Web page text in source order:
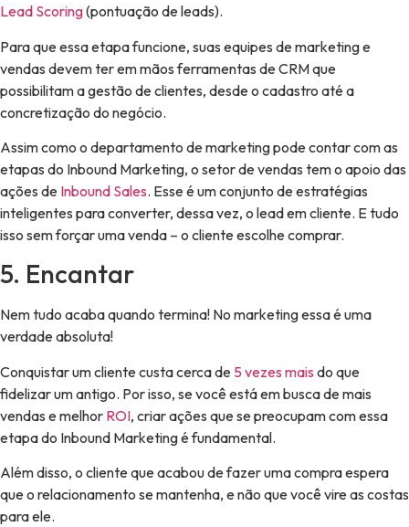
Lead Scoring(pontuação de leads).
Para que essa etapa funcione, suas equipes de marketing e
vendas devem ter em mãos ferramentas de CRM que
possibilitam a gestão de clientes, desde o cadastro até a
concretização do negócio.
Assim como o departamento de marketing pode contar com as
etapas do Inbound Marketing, o setor de vendas tem o apoio das
ações de Inbound Sales. Esse é um conjunto de estratégias
inteligentes para converter, dessa vez, o lead em cliente. E tudo
isso sem forçar uma venda – o cliente escolhe comprar.
5. Encantar
Nem tudo acaba quando termina! No marketing essa é uma
verdade absoluta!
Conquistar um cliente custa cerca de 5 vezes mais do que
fidelizar um antigo. Por isso, se você está em busca de mais
vendas e melhor ROI, criar ações que se preocupam com essa
etapa do Inbound Marketing é fundamental.
Além disso, o cliente que acabou de fazer uma compra espera
que o relacionamento se mantenha, e não que você vire as costas
para ele.